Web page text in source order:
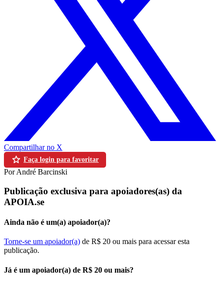
Compartilhar no X
Faça login para favoritar
Por André Barcinski
Publicação exclusiva para apoiadores(as) da
APOIA.se
Ainda não é um(a) apoiador(a)?
Torne-se um apoiador(a) de R$ 20 ou mais para acessar esta
publicação.
Já é um apoiador(a) de R$ 20 ou mais?